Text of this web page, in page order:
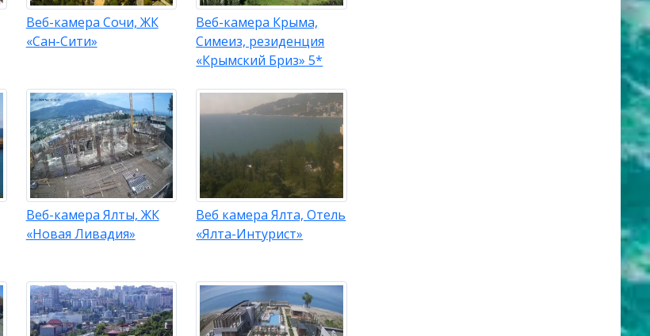
Веб-камера Сочи, ЖК
«Сан-Сити»
Веб-камера Крыма,
Симеиз, резиденция
«Крымский Бриз» 5*
Веб-камера Ялты, ЖК
«Новая Ливадия»
Веб камера Ялта, Отель
«Ялта-Интурист»